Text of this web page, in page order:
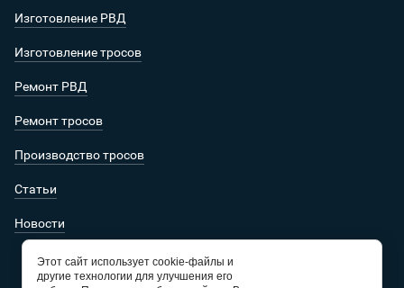
Изготовление РВД
Изготовление тросов
Ремонт РВД
Ремонт тросов
Производство тросов
Статьи
Новости
Этот сайт использует cookie-файлы и
другие технологии для улучшения его